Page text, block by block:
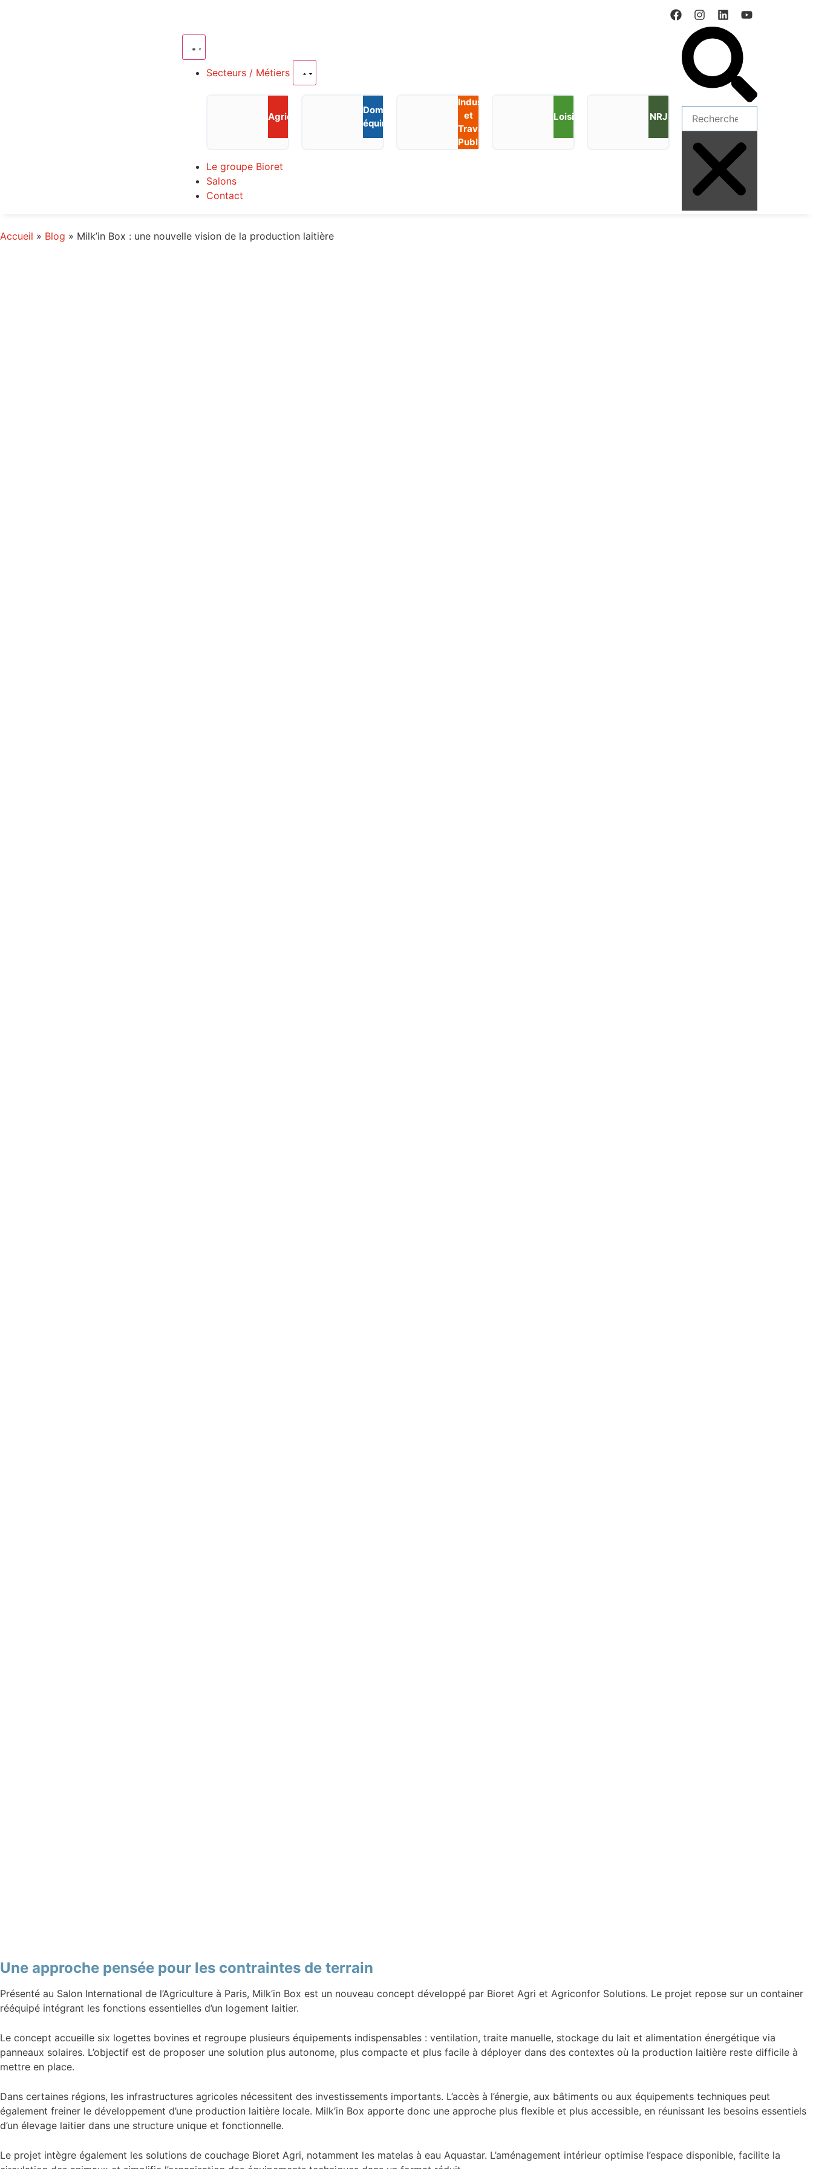
Secteurs / Métiers
Agriculture
Domaine
équin
Industrie
et
Travaux
Publics
Loisirs NRJ
Le groupe Bioret
Salons
Contact
Accueil » Blog » Milk’in Box : une nouvelle vision de la production laitière
Une approche pensée pour les contraintes de terrain
Présenté au Salon International de l’Agriculture à Paris, Milk’in Box est un nouveau concept développé par Bioret Agri et Agriconfor Solutions. Le projet repose sur un container
rééquipé intégrant les fonctions essentielles d’un logement laitier.
Le concept accueille six logettes bovines et regroupe plusieurs équipements indispensables : ventilation, traite manuelle, stockage du lait et alimentation énergétique via
panneaux solaires. L’objectif est de proposer une solution plus autonome, plus compacte et plus facile à déployer dans des contextes où la production laitière reste difficile à
mettre en place.
Dans certaines régions, les infrastructures agricoles nécessitent des investissements importants. L’accès à l’énergie, aux bâtiments ou aux équipements techniques peut
également freiner le développement d’une production laitière locale. Milk’in Box apporte donc une approche plus flexible et plus accessible, en réunissant les besoins essentiels
d’un élevage laitier dans une structure unique et fonctionnelle.
Le projet intègre également les solutions de couchage Bioret Agri, notamment les matelas à eau Aquastar. L’aménagement intérieur optimise l’espace disponible, facilite la